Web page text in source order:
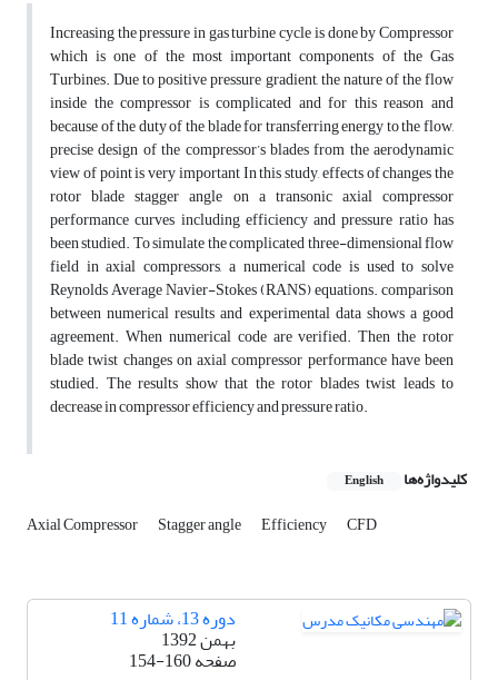
Increasing the pressure in gas turbine cycle is done by Compressor
which is one of the most important components of the Gas
Turbines. Due to positive pressure gradient, the nature of the flow
inside the compressor is complicated and for this reason and
because of the duty of the blade for transferring energy to the flow,
precise design of the compressor’s blades from the aerodynamic
view of point is very important In this study, effects of changes the
rotor blade stagger angle on a transonic axial compressor
performance curves including efficiency and pressure ratio has
been studied. To simulate the complicated three-dimensional flow
field in axial compressors, a numerical code is used to solve
Reynolds Average Navier-Stokes (RANS) equations. comparison
between numerical results and experimental data shows a good
agreement. When numerical code are verified. Then the rotor
blade twist changes on axial compressor performance have been
studied. The results show that the rotor blades twist leads to
decrease in compressor efficiency and pressure ratio.
کلیدواژه‌ها English
Axial Compressor Stagger angle Efficiency CFD
دوره 13، شماره 11
بهمن 1392
صفحه154-160